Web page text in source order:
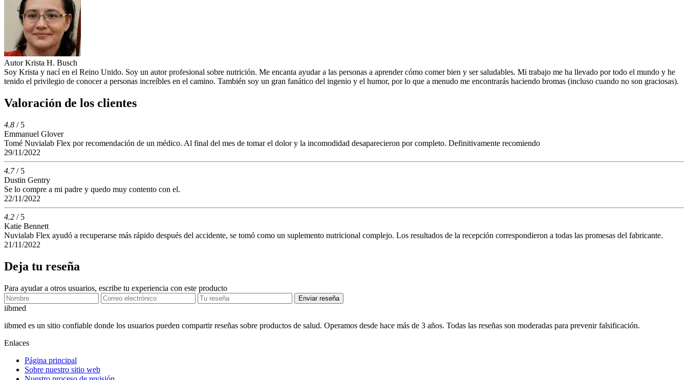
Autor Krista H. Busch
Soy Krista y nací en el Reino Unido. Soy un autor profesional sobre nutrición. Me encanta ayudar a las personas a aprender cómo comer bien y ser saludables. Mi trabajo me ha llevado por todo el mundo y he
tenido el privilegio de conocer a personas increíbles en el camino. También soy un gran fanático del ingenio y el humor, por lo que a menudo me encontrarás haciendo bromas (incluso cuando no son graciosas).
Valoración de los clientes
4.8 / 5
Emmanuel Glover
Tomé Nuvialab Flex por recomendación de un médico. Al final del mes de tomar el dolor y la incomodidad desaparecieron por completo. Definitivamente recomiendo
29/11/2022
4.7/ 5
Dustin Gentry
Se lo compre a mi padre y quedo muy contento con el.
22/11/2022
4.2 / 5
Katie Bennett
Nuvialab Flex ayudó a recuperarse más rápido después del accidente, se tomó como un suplemento nutricional complejo. Los resultados de la recepción correspondieron a todas las promesas del fabricante.
21/11/2022
Deja tu reseña
Para ayudar a otros usuarios, escribe tu experiencia con este producto
Enviar reseña
iibmed
iibmed es un sitio confiable donde los usuarios pueden compartir reseñas sobre productos de salud. Operamos desde hace más de 3 años. Todas las reseñas son moderadas para prevenir falsificación.
Enlaces
Página principal
Sobre nuestro sitio web